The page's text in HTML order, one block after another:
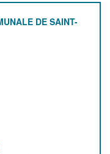
DE SAINT-